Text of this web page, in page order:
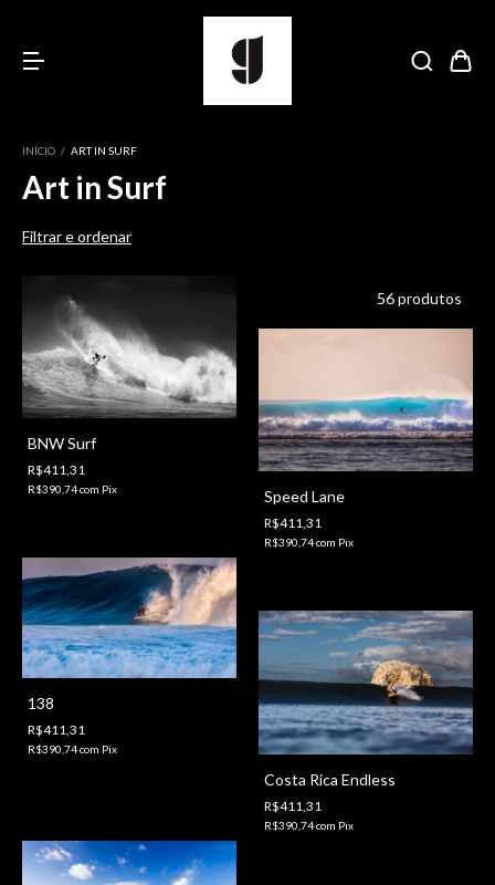
INÍCIO / ART IN SURF
Art in Surf
Filtrar e ordenar
56 produtos
BNW Surf
R$411,31
R$390,74com Pix Speed Lane
R$411,31
R$390,74com Pix
138
R$411,31
R$390,74com Pix
Costa Rica Endless
R$411,31
R$390,74com Pix